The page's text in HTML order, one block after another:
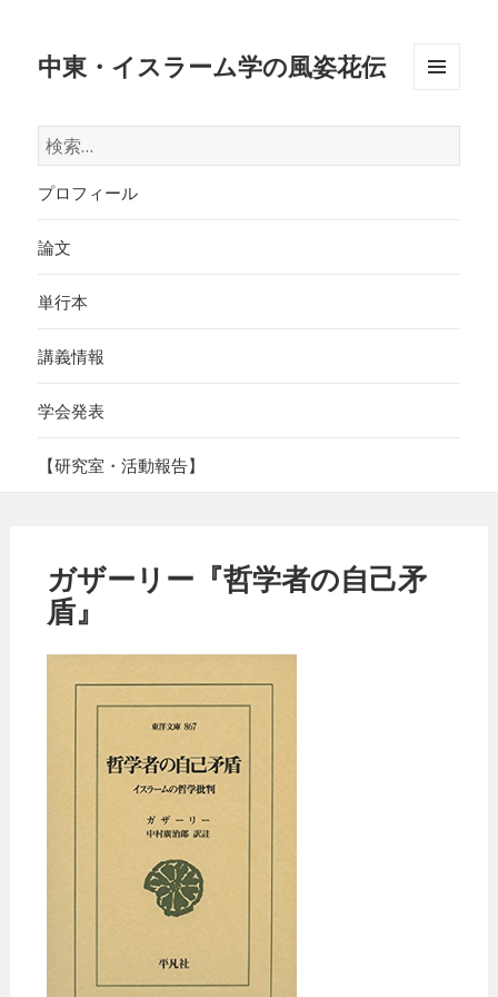
中東・イスラーム学の風姿花伝
検
索:
プロフィール
論文
単行本
講義情報
学会発表
【研究室・活動報告】
ガザーリー『哲学者の自己矛
盾』